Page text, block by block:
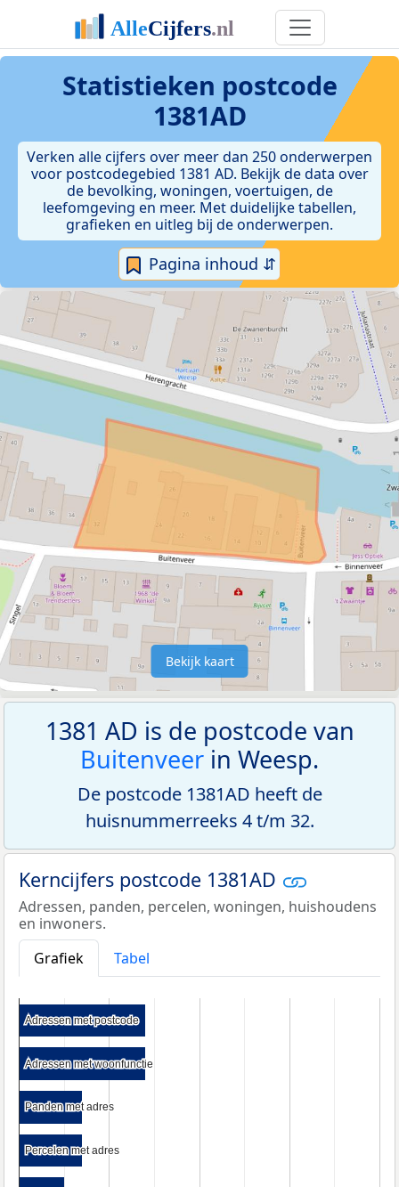
Statistieken postcode
1381AD
Verken alle cijfers over meer dan 250 onderwerpen
voor postcodegebied 1381 AD. Bekijk de data over
de bevolking, woningen, voertuigen, de
leefomgeving en meer. Met duidelijke tabellen,
grafieken en uitleg bij de onderwerpen.
Pagina inhoud ⇵
Bekijk kaart
1381 AD is de postcode van
Buitenveer in Weesp.
De postcode 1381AD heeft de
huisnummerreeks 4 t/m 32.
Kerncijfers postcode 1381AD
Adressen, panden, percelen, woningen, huishoudens
en inwoners.
Grafiek
Tabel
Adressen met postcode
Adressen met postcode
Adressen met woonfunctie
Adressen met woonfunctie
Panden met adres
Panden met adres
Percelen met adres
Percelen met adres